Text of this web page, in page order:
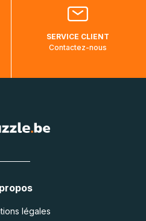
SERVICE CLIENT
Contactez-nous
légales